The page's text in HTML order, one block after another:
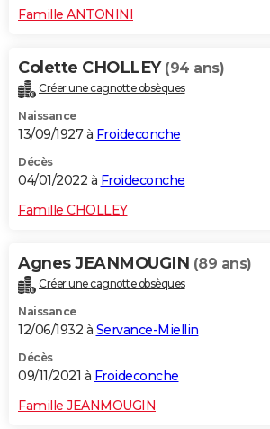
Famille ANTONINI
Colette CHOLLEY (94 ans)
Créer une cagnotte obsèques
Naissance
13/09/1927 à Froideconche
Décès
04/01/2022 à Froideconche
Famille CHOLLEY
Agnes JEANMOUGIN (89 ans)
Créer une cagnotte obsèques
Naissance
12/06/1932 à Servance-Miellin
Décès
09/11/2021 à Froideconche
Famille JEANMOUGIN